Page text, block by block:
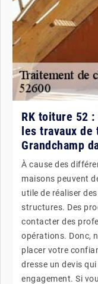
RK toiture 52
les travaux de
Grandchamp
À cause des
maisons peuvent
utile de réaliser
structures. Des
contacter des
opérations. Donc,
placer votre
dresse un devis
engagement. Si